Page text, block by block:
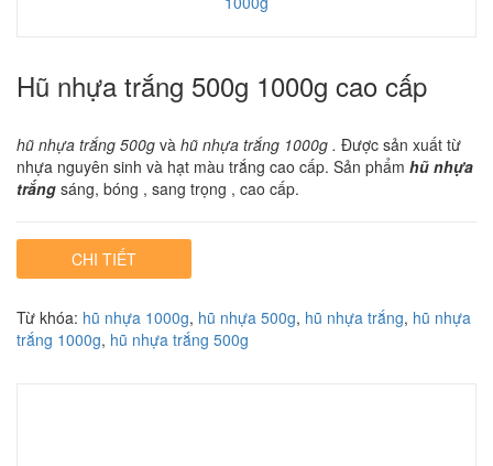
Hũ nhựa trắng 500g 1000g cao cấp
hũ nhựa trắng 500g và hũ nhựa trắng 1000g . Được sản xuất từ
nhựa nguyên sinh và hạt màu trắng cao cấp. Sản phẩm hũ nhựa
trắng sáng, bóng , sang trọng , cao cấp.
CHI TIẾT
Từ khóa: hũ nhựa 1000g, hũ nhựa 500g, hũ nhựa trắng, hũ nhựa
trắng 1000g, hũ nhựa trắng 500g